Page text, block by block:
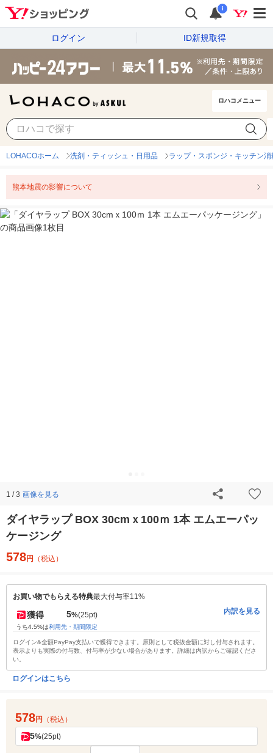
i
ログイン ID新規取得
ロハコメニュー
LOHACOホーム 洗剤・ティッシュ・日用品 ラップ・スポンジ・キッチン消
熊本地震の影響について
1 / 3 画像を見る
ダイヤラップ BOX 30cmｘ100ｍ 1本 エムエーパッ
ケージング
578円 （税込）
お買い物でもらえる特典最大付与率11%
獲得 5%(25pt)
うち4.5%は利用先・期間限定
内訳を見る
ログイン&全額PayPay支払いで獲得できます。原則として税抜金額に対し付与されます。
表示よりも実際の付与数、付与率が少ない場合があります。詳細は内訳からご確認くださ
い。
ログインはこちら
578円 （税込）
5%(25pt)